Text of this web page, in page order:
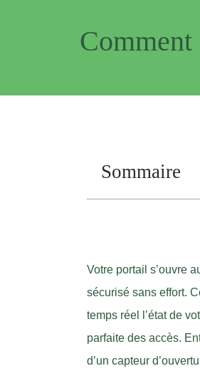
Comment
Sommaire
Votre portail s’ouvre
sécurisé sans effort.
temps réel l’état de
parfaite des accès.
d’un capteur